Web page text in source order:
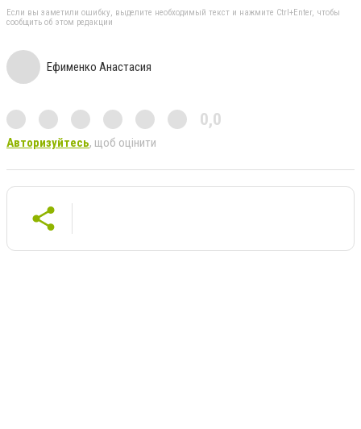
Если вы заметили ошибку, выделите необходимый текст и нажмите Ctrl+Enter, чтобы
сообщить об этом редакции
Ефименко Анастасия
0,0
Авторизуйтесь, щоб оцінити